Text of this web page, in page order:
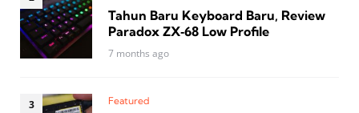
Tahun Baru Keyboard Baru, Review
Paradox ZX‑68 Low Profile
7 months ago
Featured